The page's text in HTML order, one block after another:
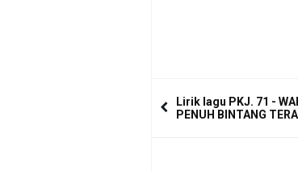
Lirik lagu PKJ. 71 -
PENUH BINTANG